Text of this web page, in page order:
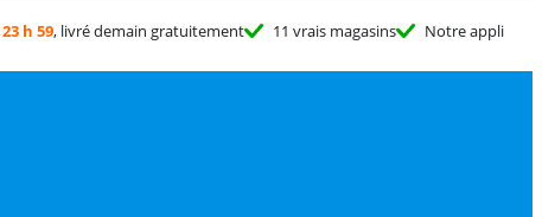
23 h 59, livré demain gratuitement 11 vrais magasins Notre appli